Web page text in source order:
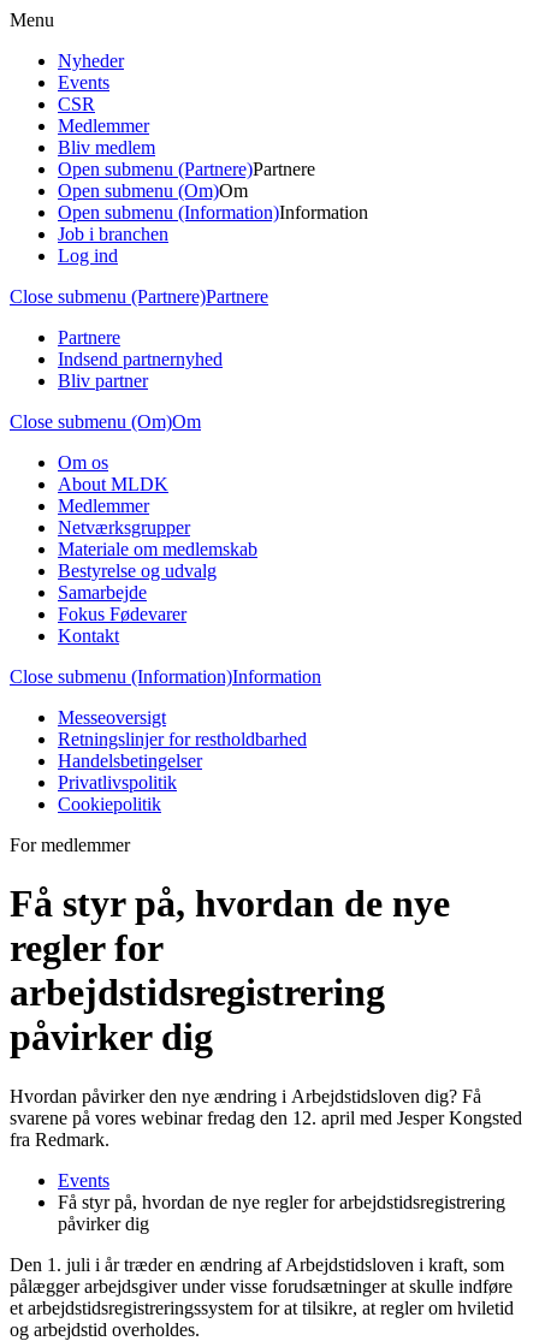
Menu
Nyheder
Events
CSR
Medlemmer
Bliv medlem
Open submenu (Partnere)Partnere
Open submenu (Om)Om
Open submenu (Information)Information
Job i branchen
Log ind
Close submenu (Partnere)Partnere
Partnere
Indsend partnernyhed
Bliv partner
Close submenu (Om)Om
Om os
About MLDK
Medlemmer
Netværksgrupper
Materiale om medlemskab
Bestyrelse og udvalg
Samarbejde
Fokus Fødevarer
Kontakt
Close submenu (Information)Information
Messeoversigt
Retningslinjer for restholdbarhed
Handelsbetingelser
Privatlivspolitik
Cookiepolitik
For medlemmer
Få styr på, hvordan de nye
regler for
arbejdstidsregistrering
påvirker dig
Hvordan påvirker den nye ændring i Arbejdstidsloven dig? Få
svarene på vores webinar fredag den 12. april med Jesper Kongsted
fra Redmark.
Events
Få styr på, hvordan de nye regler for arbejdstidsregistrering
påvirker dig
Den 1. juli i år træder en ændring af Arbejdstidsloven i kraft, som
pålægger arbejdsgiver under visse forudsætninger at skulle indføre
et arbejdstidsregistreringssystem for at tilsikre, at regler om hviletid
og arbejdstid overholdes.